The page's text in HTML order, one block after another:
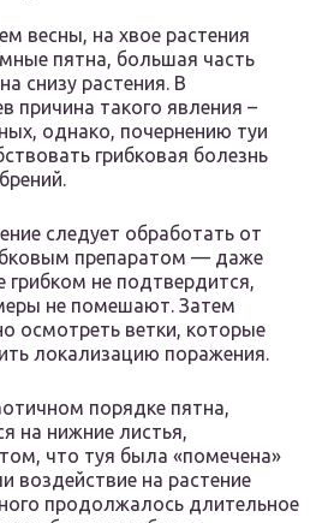
весны, на хвое растения
пятна, большая часть
снизу растения. В
причина такого явления –
однако, почернению туи
грибковая болезнь
следует обработать от
препаратом — даже
грибком не подтвердится,
не помешают. Затем
осмотреть ветки, которые
локализацию поражения.
порядке пятна,
на нижние листья,
что туя была «помечена»
воздействие на растение
продолжалось длительное